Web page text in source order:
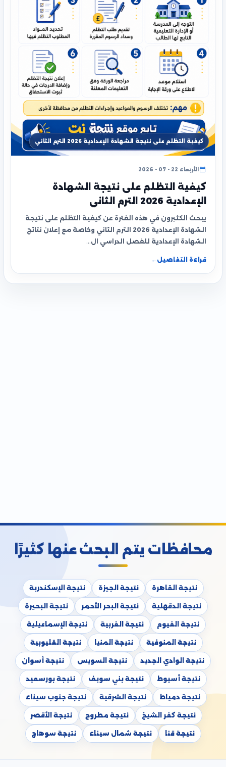
كيفية التظلم على نتيجة الشهادة الإعدادية 2026 الترم الثاني
الأربعاء 22 - 07 - 2026
كيفية التظلم على نتيجة الشهادة
الإعدادية 2026 الترم الثاني
يبحث الكثيرون في هذه الفترة عن كيفية التظلم على نتيجة
الشهادة الإعدادية 2026 الترم الثاني وخاصة مع إعلان نتائج
الشهادة الإعدادية للفصل الدراسي ال…
قراءة التفاصيل ←
محافظات يتم البحث عنها كثيرًا
نتيجة القاهرة نتيجة الجيزة نتيجة الإسكندرية
نتيجة الدقهلية نتيجة البحر الأحمر نتيجة البحيرة
نتيجة الفيوم نتيجة الغربية نتيجة الإسماعيلية
نتيجة المنوفية نتيجة المنيا نتيجة القليوبية
نتيجة الوادي الجديد نتيجة السويس نتيجة أسوان
نتيجة أسيوط نتيجة بني سويف نتيجة بورسعيد
نتيجة دمياط نتيجة الشرقية نتيجة جنوب سيناء
نتيجة كفر الشيخ نتيجة مطروح نتيجة الأقصر
نتيجة قنا نتيجة شمال سيناء نتيجة سوهاج